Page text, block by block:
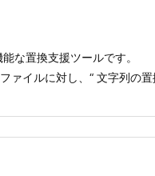
な置換支援ツールです。
ァイルに対し、“ 文字列の